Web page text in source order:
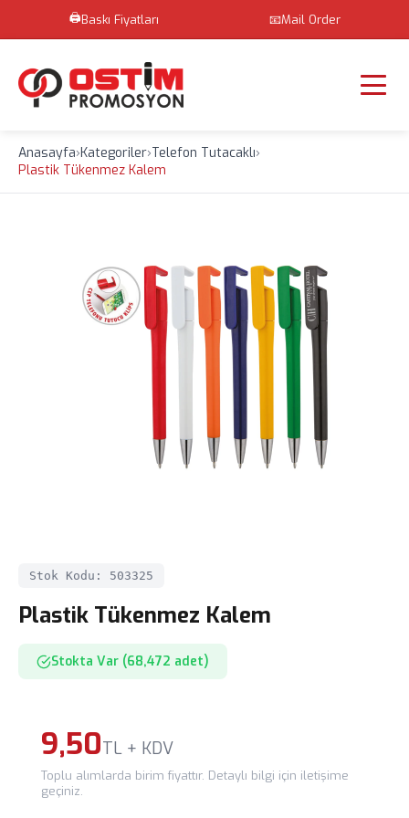
🖨️Baskı Fiyatları 📧Mail Order
Anasayfa›Kategoriler›Telefon Tutacaklı›
Plastik Tükenmez Kalem
Stok Kodu: 503325
Plastik Tükenmez Kalem
Stokta Var (68,472 adet)
9,50TL + KDV
Toplu alımlarda birim fiyattır. Detaylı bilgi için iletişime
geçiniz.